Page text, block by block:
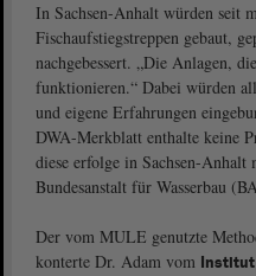
In Sachsen-Anhalt würden seit
Fischaufstiegstreppen gebaut,
nachgebessert. „Die Anlagen,
funktionieren.“ Dabei würden
und eigene Erfahrungen
DWA-Merkblatt enthalte keine
diese erfolge in Sachsen-Anhalt
Bundesanstalt für Wasserbau
Der vom MULE genutzte
konterte Dr. Adam vom